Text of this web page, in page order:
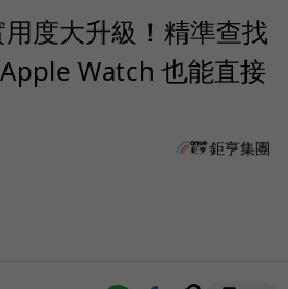
度大升級！精準查找
Watch 也能直接
鉅亨集團